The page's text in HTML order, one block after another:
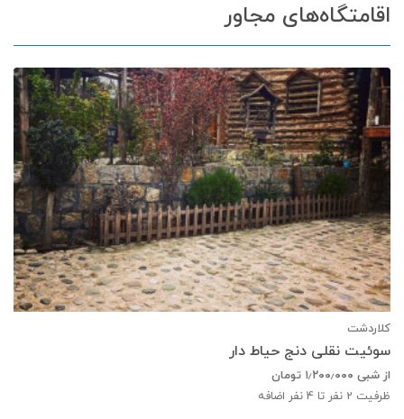
اقامتگاه‌های مجاور
کلاردشت
سوئیت نقلی دنج حیاط دار
از شبی ۱٫۲۰۰٫۰۰۰ تومان
ظرفیت 2 نفر تا 4 نفر اضافه